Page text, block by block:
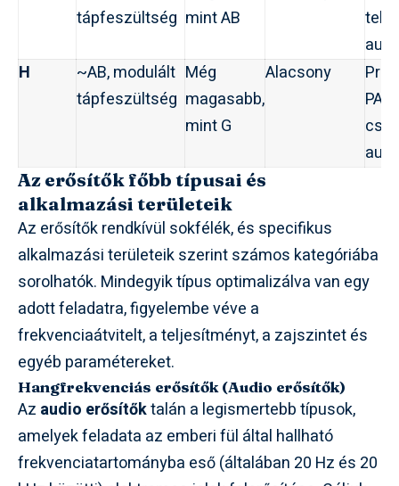
tápfeszültség mint AB
H
~AB, modulált
tápfeszültség
Még
magasabb,
mint G
Alacsony
PA
Az erősítők főbb típusai és
alkalmazási területeik
Az erősítők rendkívül sokfélék, és specifikus
alkalmazási területeik szerint számos kategóriába
sorolhatók. Mindegyik típus optimalizálva van egy
adott feladatra, figyelembe véve a
frekvenciaátvitelt, a teljesítményt, a zajszintet és
egyéb paramétereket.
Hangfrekvenciás erősítők (Audio erősítők)
Az audio erősítőktalán a legismertebb típusok,
amelyek feladata az emberi fül által hallható
frekvenciatartományba eső (általában 20 Hz és 20